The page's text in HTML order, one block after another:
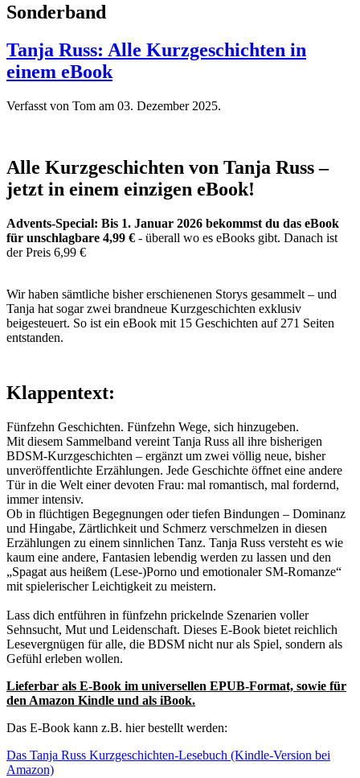
Sonderband
Tanja Russ: Alle Kurzgeschichten in
einem eBook
Verfasst von Tom am 03. Dezember 2025.
Alle Kurzgeschichten von Tanja Russ –
jetzt in einem einzigen eBook!
Advents-Special: Bis 1. Januar 2026 bekommst du das eBook
für unschlagbare 4,99 € - überall wo es eBooks gibt. Danach ist
der Preis 6,99 €
Wir haben sämtliche bisher erschienenen Storys gesammelt – und
Tanja hat sogar zwei brandneue Kurzgeschichten exklusiv
beigesteuert. So ist ein eBook mit 15 Geschichten auf 271 Seiten
entstanden.
Klappentext:
Fünfzehn Geschichten. Fünfzehn Wege, sich hinzugeben.
Mit diesem Sammelband vereint Tanja Russ all ihre bisherigen
BDSM-Kurzgeschichten – ergänzt um zwei völlig neue, bisher
unveröffentlichte Erzählungen. Jede Geschichte öffnet eine andere
Tür in die Welt einer devoten Frau: mal romantisch, mal fordernd,
immer intensiv.
Ob in flüchtigen Begegnungen oder tiefen Bindungen – Dominanz
und Hingabe, Zärtlichkeit und Schmerz verschmelzen in diesen
Erzählungen zu einem sinnlichen Tanz. Tanja Russ versteht es wie
kaum eine andere, Fantasien lebendig werden zu lassen und den
„Spagat aus heißem (Lese-)Porno und emotionaler SM-Romanze“
mit spielerischer Leichtigkeit zu meistern.
Lass dich entführen in fünfzehn prickelnde Szenarien voller
Sehnsucht, Mut und Leidenschaft. Dieses E-Book bietet reichlich
Lesevergnügen für alle, die BDSM nicht nur als Spiel, sondern als
Gefühl erleben wollen.
Lieferbar als E-Book im universellen EPUB-Format, sowie für
den Amazon Kindle und als iBook.
Das E-Book kann z.B. hier bestellt werden:
Das Tanja Russ Kurzgeschichten-Lesebuch (Kindle-Version bei
Amazon)